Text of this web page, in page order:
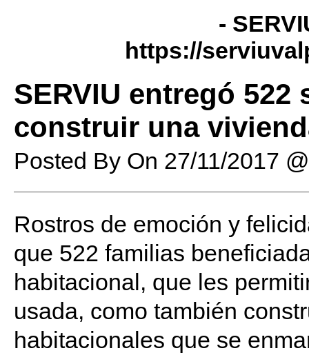
-
https://
SERVIU entregó
construir una
Posted By On 27/11/2017
Rostros de emoción y
que 522 familias
habitacional, que les
usada, como también
habitacionales que se